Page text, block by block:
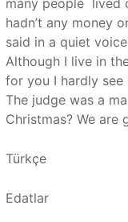
many people lived
hadn’t any money
said in a quiet
Although I live in
for you I hardly see
The judge was a
Christmas? We are
Türkçe
Edatlar